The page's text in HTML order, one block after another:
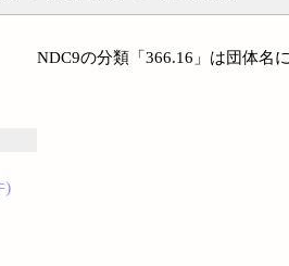
)
NDC9の分類「366.16」は団体名